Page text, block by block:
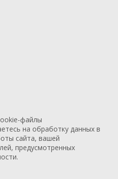
файлы
на обработку данных в
сайта, вашей
предусмотренных